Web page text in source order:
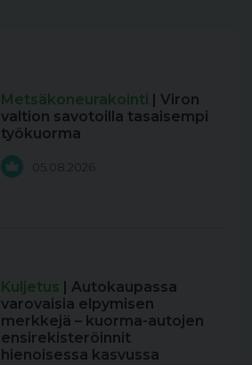
Metsäkoneurakointi
| Viron
valtion savotoilla tasaisempi
työkuorma
05.08.2026
Kuljetus
| Autokaupassa
varovaisia elpymisen
merkkejä – kuorma-autojen
ensirekisteröinnit
hienoisessa kasvussa